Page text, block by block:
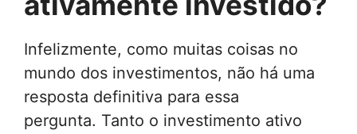
Infelizmente, como muitas coisas no
mundo dos investimentos, não há uma
resposta definitiva para essa
pergunta. Tanto o investimento ativo